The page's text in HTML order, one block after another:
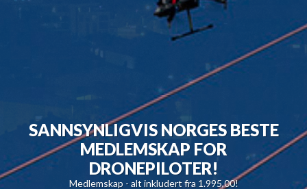
SANNSYNLIGVIS NORGES BESTE
MEDLEMSKAP FOR
DRONEPILOTER!
Medlemskap - alt inkludert fra 1.995,00!